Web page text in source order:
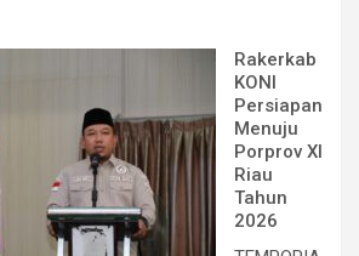
Rakerkab
KONI
Persiapan
Menuju
Porprov XI
Riau
Tahun
2026